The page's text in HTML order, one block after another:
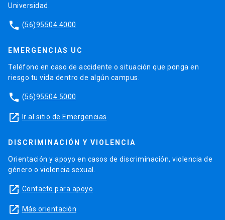
Universidad.
phone (56)95504 4000
EMERGENCIAS UC
Teléfono en caso de accidente o situación que ponga en
riesgo tu vida dentro de algún campus.
phone (56)95504 5000
launch Ir al sitio de Emergencias
DISCRIMINACIÓN Y VIOLENCIA
Orientación y apoyo en casos de discriminación, violencia de
género o violencia sexual.
launch Contacto para apoyo
launch Más orientación